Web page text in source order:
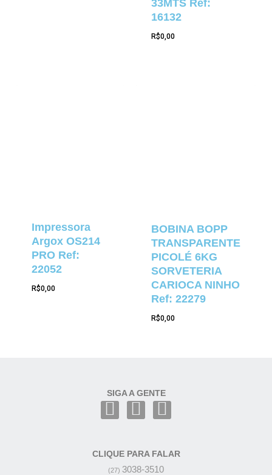
33MTS Ref:
16132
R$0,00
Impressora
Argox OS214
PRO Ref:
22052
R$0,00
BOBINA BOPP
TRANSPARENTE
PICOLÉ 6KG
SORVETERIA
CARIOCA NINHO
Ref: 22279
R$0,00
SIGA A GENTE
CLIQUE PARA FALAR
(27) 3038-3510